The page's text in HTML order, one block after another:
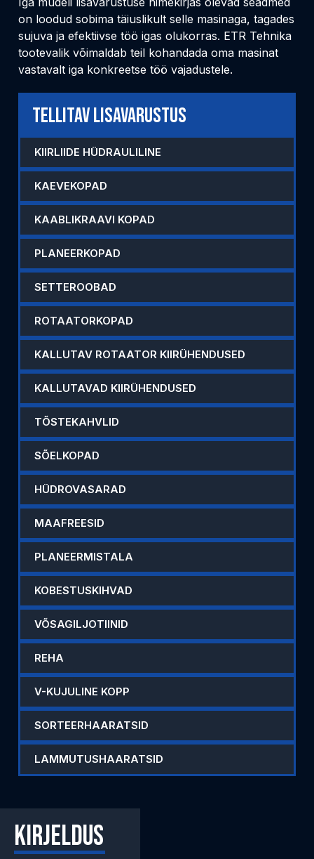
on loodud sobima täiuslikult selle masinaga, tagades
sujuva ja efektiivse töö igas olukorras. ETR Tehnika
tootevalik võimaldab teil kohandada oma masinat
vastavalt iga konkreetse töö vajadustele.
Tellitav lisavarustus
KIIRLIIDE HÜDRAULILINE
KAEVEKOPAD
KAABLIKRAAVI KOPAD
PLANEERKOPAD
SETTEROOBAD
ROTAATORKOPAD
KALLUTAV ROTAATOR KIIRÜHENDUSED
KALLUTAVAD KIIRÜHENDUSED
TÕSTEKAHVLID
SÕELKOPAD
HÜDROVASARAD
MAAFREESID
PLANEERMISTALA
KOBESTUSKIHVAD
VÕSAGILJOTIINID
REHA
V-KUJULINE KOPP
SORTEERHAARATSID
LAMMUTUSHAARATSID
Kirjeldus